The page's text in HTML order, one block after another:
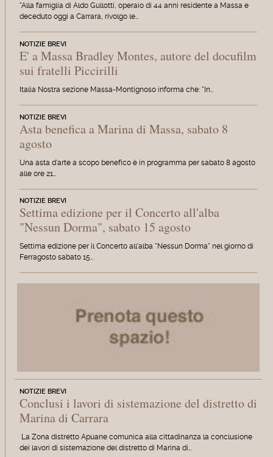
"Alla famiglia di Aldo Gullotti, operaio di 44 anni residente a Massa e
deceduto oggi a Carrara, rivolgo le…
NOTIZIE BREVI
E' a Massa Bradley Montes, autore del docufilm
sui fratelli Piccirilli
Italia Nostra sezione Massa-Montignoso informa che: "In…
NOTIZIE BREVI
Asta benefica a Marina di Massa, sabato 8
agosto
Una asta d'arte a scopo benefico è in programma per sabato 8 agosto
alle ore 21…
NOTIZIE BREVI
Settima edizione per il Concerto all'alba
"Nessun Dorma", sabato 15 agosto
Settima edizione per il Concerto all'alba "Nessun Dorma" nel giorno di
Ferragosto sabato 15…
NOTIZIE BREVI
Conclusi i lavori di sistemazione del distretto di
Marina di Carrara
La Zona distretto Apuane comunica alla cittadinanza la conclusione
dei lavori di sistemazione del distretto di Marina di…